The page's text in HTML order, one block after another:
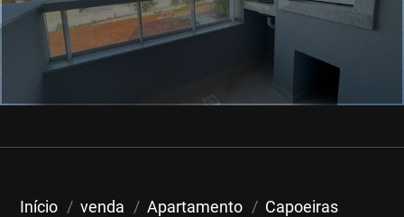
Início venda Apartamento Capoeiras